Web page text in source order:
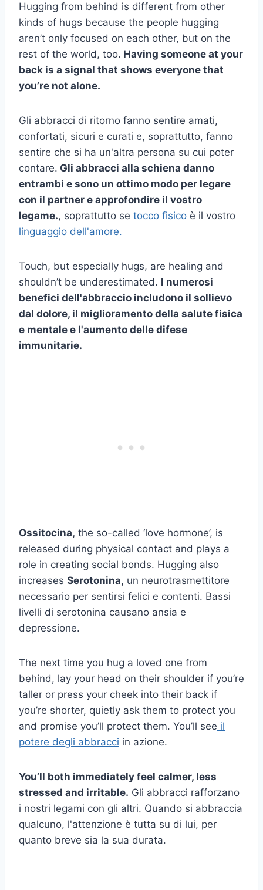
Hugging from behind is different from other
kinds of hugs because the people hugging
aren’t only focused on each other, but on the
rest of the world, too. Having someone at your
back is a signal that shows everyone that
you’re not alone.
Gli abbracci di ritorno fanno sentire amati,
confortati, sicuri e curati e, soprattutto, fanno
sentire che si ha un'altra persona su cui poter
contare. Gli abbracci alla schiena danno
entrambi e sono un ottimo modo per legare
con il partner e approfondire il vostro
legame., soprattutto se tocco fisico è il vostro
linguaggio dell'amore.
Touch, but especially hugs, are healing and
shouldn’t be underestimated. I numerosi
benefici dell'abbraccio includono il sollievo
dal dolore, il miglioramento della salute fisica
e mentale e l'aumento delle difese
immunitarie.
Ossitocina, the so-called ‘love hormone’, is
released during physical contact and plays a
role in creating social bonds. Hugging also
increases Serotonina, un neurotrasmettitore
necessario per sentirsi felici e contenti. Bassi
livelli di serotonina causano ansia e
depressione.
The next time you hug a loved one from
behind, lay your head on their shoulder if you’re
taller or press your cheek into their back if
you’re shorter, quietly ask them to protect you
and promise you’ll protect them. You’ll see il
potere degli abbracci in azione.
You’ll both immediately feel calmer, less
stressed and irritable. Gli abbracci rafforzano
i nostri legami con gli altri. Quando si abbraccia
qualcuno, l'attenzione è tutta su di lui, per
quanto breve sia la sua durata.